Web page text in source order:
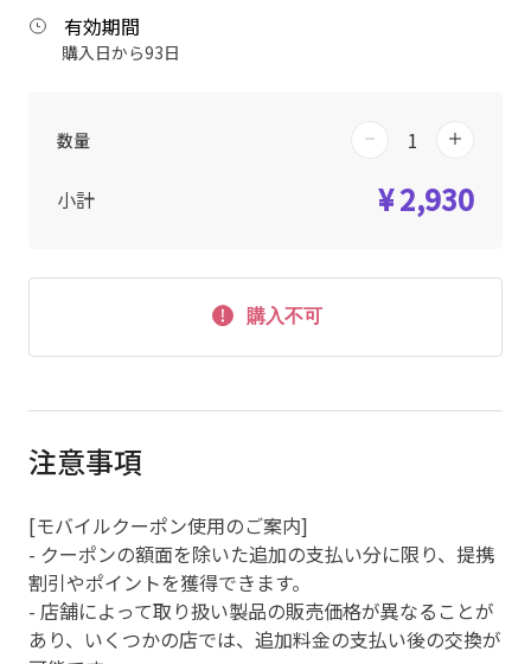
有効期間
購入日から93日
数量
小計 ¥ 2,930
購入不可
注意事項
[モバイルクーポン使用のご案内]
- クーポンの額面を除いた追加の支払い分に限り、提携
割引やポイントを獲得できます。
- 店舗によって取り扱い製品の販売価格が異なることが
あり、いくつかの店では、追加料金の支払い後の交換が